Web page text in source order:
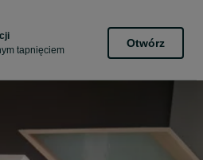
tapnięciem
Otwórz